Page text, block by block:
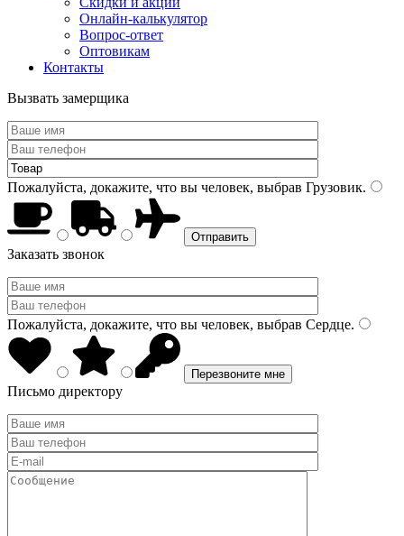
Онлайн-калькулятор
Вопрос-ответ
Оптовикам
Контакты
Вызвать замерщика
Пожалуйста, докажите, что вы человек, выбрав Грузовик.
Заказать звонок
Пожалуйста, докажите, что вы человек, выбрав Сердце.
Письмо директору